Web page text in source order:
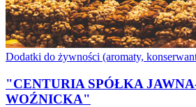
Dodatki do żywności (aromaty,
"CENTURIA SPÓŁKA
WOŹNICKA"